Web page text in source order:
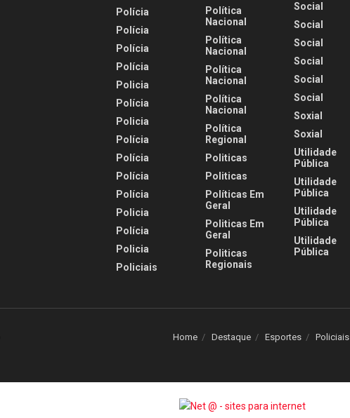
Polícia
Polícia
Polícia
Polícia
Policia
Polícia
Policia
Polícia
Polícia
Polícia
Polícia
Policia
Polícia
Policia
Policiais
Política
Nacional
Política
Nacional
Política
Nacional
Política
Nacional
Política
Regional
Politicas
Politicas
Políticas Em
Geral
Politicas Em
Geral
Politicas
Regionais
Social
Social
Social
Social
Social
Social
Soxial
Soxial
Utilidade
Pública
Utilidade
Pública
Utilidade
Pública
Utilidade
Pública
Home Destaque Esportes Policiais